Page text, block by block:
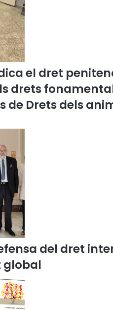
a
n
a
a
l
r
t
d
l
·
l
a
p
s
q
e
p
o
v
o
el dret
drets
de Drets dels
del dret
global